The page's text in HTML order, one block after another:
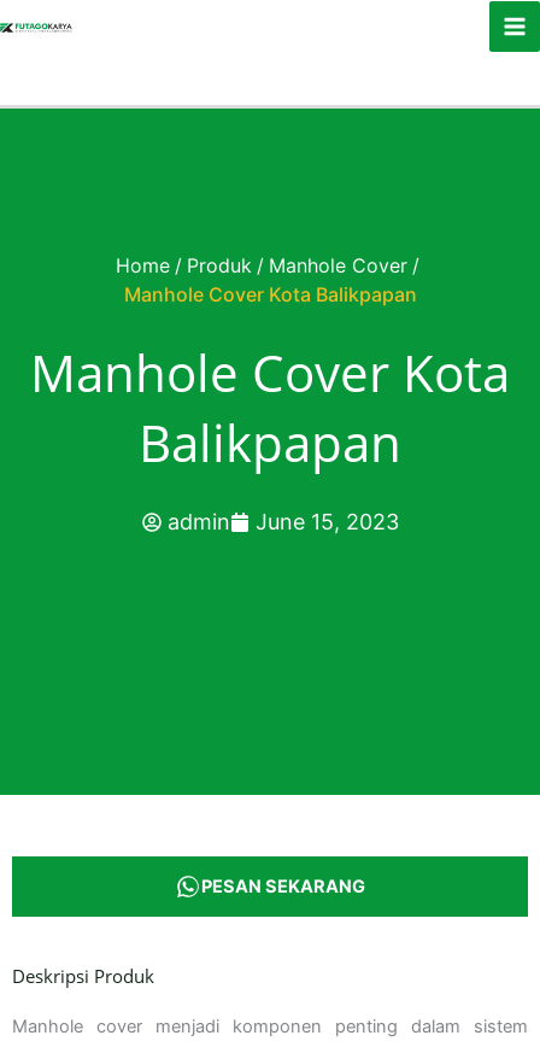
Home / Produk / Manhole Cover /
Manhole Cover Kota Balikpapan
Manhole Cover Kota
Balikpapan
admin June 15, 2023
PESAN SEKARANG
Deskripsi Produk
Manhole cover menjadi komponen penting dalam sistem